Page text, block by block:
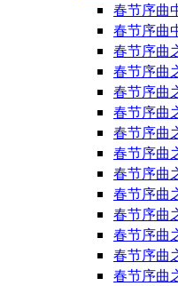
春节序曲
春节序曲
春节序曲
春节序曲
春节序曲
春节序曲
春节序曲
春节序曲
春节序曲
春节序曲
春节序曲
春节序曲
春节序曲
春节序曲